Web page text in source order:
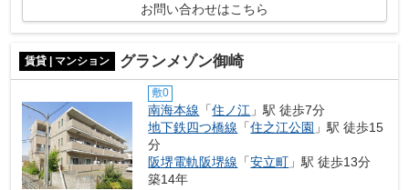
お問い合わせはこちら
賃貸 | マンション グランメゾン御崎
敷0
南海本線 「住ノ江 」駅 徒歩7分
地下鉄四つ橋線 「住之江公園 」駅 徒歩15
分
阪堺電軌阪堺線 「安立町 」駅 徒歩13分
築14年